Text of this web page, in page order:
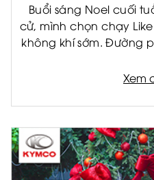
Buổi sáng Noel cuối
cử, mình chọn chạy
không khí sớm. Đường
phê quen, nghe nhạc
nhàng nhưng mang
và
Xem